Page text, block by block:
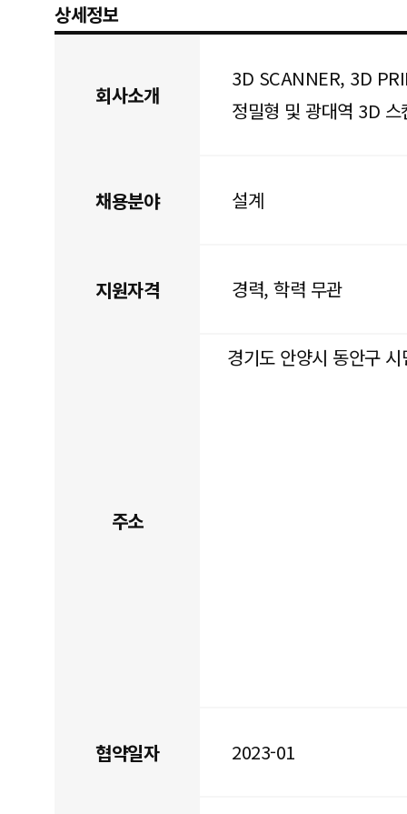
상세정보
회사소개
3D SCANNER, 3D
정밀형 및 광대역 3D
채용분야 설계
지원자격 경력, 학력 무관
주소
경기도 안양시 동안구
협약일자 2023-01